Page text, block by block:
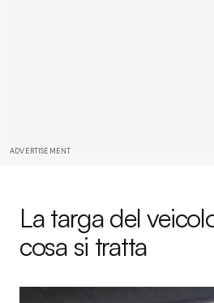
ADVERTISEMENT
La targa del
cosa si tratta